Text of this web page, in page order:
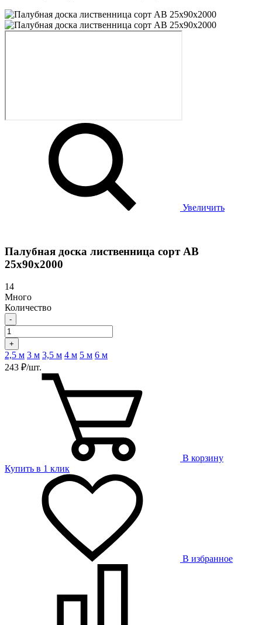
Увеличить
Палубная доска лиственница сорт АB
25х90х2000
14
Много
Количество
-
+
2,5 м 3 м 3,5 м 4 м 5 м 6 м
243 ₽/шт.
В корзину
Купить в 1 клик
В избранное